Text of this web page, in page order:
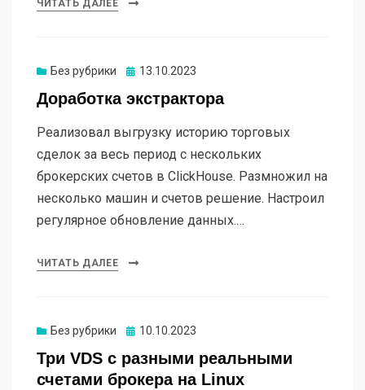
ЧИТАТЬ ДАЛЕЕ
Без рубрики Опубликовано
13.10.2023
Доработка экстрактора
Реализовал выгрузку историю торговых
сделок за весь период с нескольких
брокерских счетов в ClickHouse. Размножил на
несколько машин и счетов решение. Настроил
регулярное обновление данных.…
ЧИТАТЬ ДАЛЕЕ
Без рубрики Опубликовано
10.10.2023
Три VDS с разными реальными
счетами брокера на Linux